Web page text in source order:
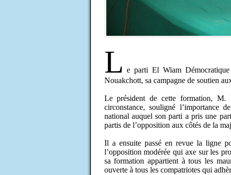
L e parti El Wiam
Nouakchott, sa campagne de soutien
Le président de cette formation,
circonstance, souligné l’importance
national auquel son parti a pris une
partis de l’opposition aux côtés de la
Il a ensuite passé en revue la ligne
l’opposition modérée qui axe sur les
sa formation appartient à tous les
ouverte à tous les compatriotes qui